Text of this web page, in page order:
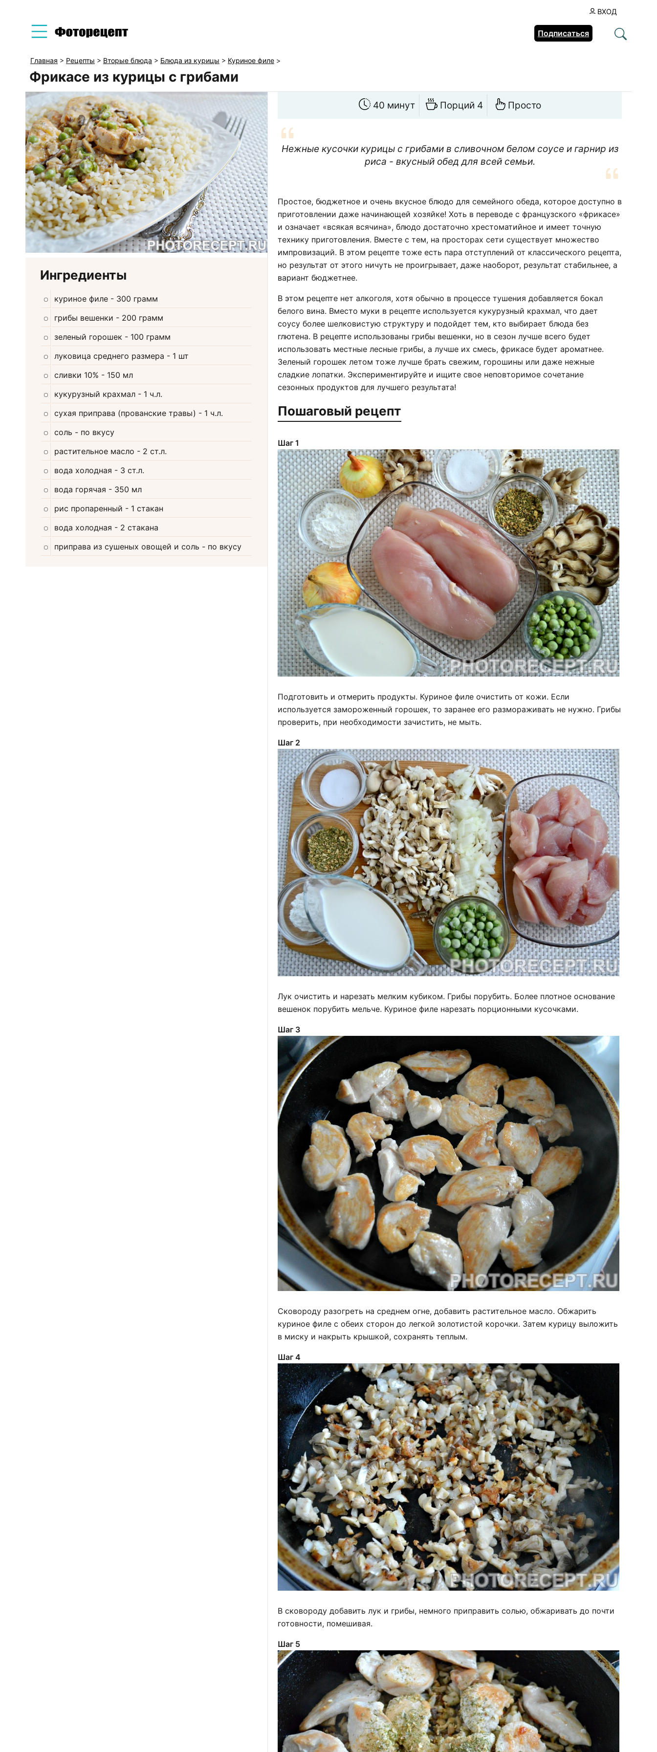
ВХОД
Подписаться
Главная > Рецепты > Вторые блюда > Блюда из курицы > Куриное филе >
Фрикасе из курицы с грибами
Ингредиенты
куриное филе - 300 грамм
грибы вешенки - 200 грамм
зеленый горошек - 100 грамм
луковица среднего размера - 1 шт
сливки 10% - 150 мл
кукурузный крахмал - 1 ч.л.
сухая приправа (прованские травы) - 1 ч.л.
соль - по вкусу
растительное масло - 2 ст.л.
вода холодная - 3 ст.л.
вода горячая - 350 мл
рис пропаренный - 1 стакан
вода холодная - 2 стакана
приправа из сушеных овощей и соль - по вкусу
40 минут Порций 4 Просто
Нежные кусочки курицы с грибами в сливочном белом соусе и гарнир из
риса - вкусный обед для всей семьи.
Простое, бюджетное и очень вкусное блюдо для семейного обеда, которое доступно в
приготовлении даже начинающей хозяйке! Хоть в переводе с французского «фрикасе»
и означает «всякая всячина», блюдо достаточно хрестоматийное и имеет точную
технику приготовления. Вместе с тем, на просторах сети существует множество
импровизаций. В этом рецепте тоже есть пара отступлений от классического рецепта,
но результат от этого ничуть не проигрывает, даже наоборот, результат стабильнее, а
вариант бюджетнее.
В этом рецепте нет алкоголя, хотя обычно в процессе тушения добавляется бокал
белого вина. Вместо муки в рецепте используется кукурузный крахмал, что дает
соусу более шелковистую структуру и подойдет тем, кто выбирает блюда без
глютена. В рецепте использованы грибы вешенки, но в сезон лучше всего будет
использовать местные лесные грибы, а лучше их смесь, фрикасе будет ароматнее.
Зеленый горошек летом тоже лучше брать свежим, горошины или даже нежные
сладкие лопатки. Экспериментируйте и ищите свое неповторимое сочетание
сезонных продуктов для лучшего результата!
Пошаговый рецепт
Шаг 1
Подготовить и отмерить продукты. Куриное филе очистить от кожи. Если
используется замороженный горошек, то заранее его размораживать не нужно. Грибы
проверить, при необходимости зачистить, не мыть.
Шаг 2
Лук очистить и нарезать мелким кубиком. Грибы порубить. Более плотное основание
вешенок порубить мельче. Куриное филе нарезать порционными кусочками.
Шаг 3
Сковороду разогреть на среднем огне, добавить растительное масло. Обжарить
куриное филе с обеих сторон до легкой золотистой корочки. Затем курицу выложить
в миску и накрыть крышкой, сохранять теплым.
Шаг 4
В сковороду добавить лук и грибы, немного приправить солью, обжаривать до почти
готовности, помешивая.
Шаг 5